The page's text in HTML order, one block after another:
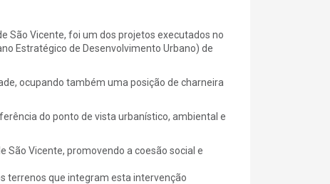
São Vicente, foi um dos projetos executados no
Estratégico de Desenvolvimento Urbano) de
ocupando também uma posição de charneira
do ponto de vista urbanístico, ambiental e
São Vicente, promovendo a coesão social e
terrenos que integram esta intervenção